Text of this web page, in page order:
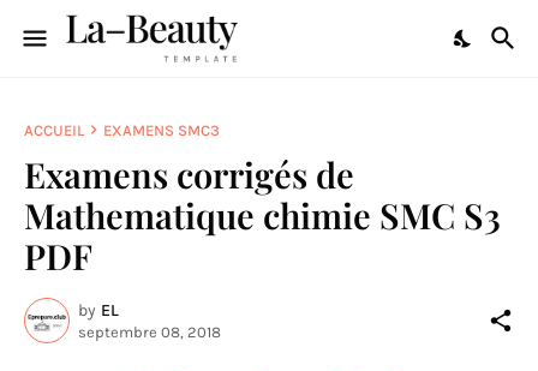
ACCUEIL EXAMENS SMC3
Examens corrigés de
Mathematique chimie SMC S3
PDF
by EL
septembre 08, 2018